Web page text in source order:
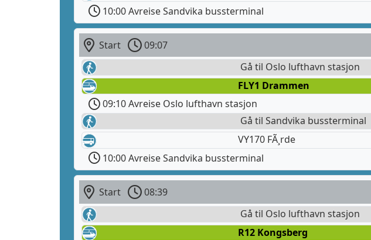
10:00 Avreise Sandvika bussterminal
Start 09:07
Gå til Oslo lufthavn stasjon
FLY1 Drammen
09:10 Avreise Oslo lufthavn stasjon
Gå til Sandvika bussterminal
VY170 FÃ¸rde
10:00 Avreise Sandvika bussterminal
Start 08:39
Gå til Oslo lufthavn stasjon
R12 Kongsberg